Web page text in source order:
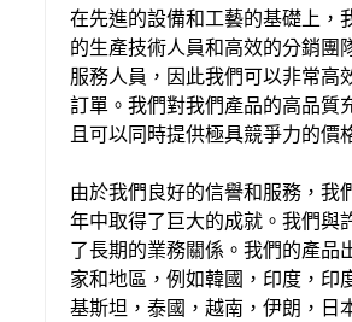
在先進的設備和工藝的基礎上，
的生產技術人員和高效的分銷團
服務人員，因此我們可以非常高
訂單。我們對我們產品的高品質
且可以同時提供極具競爭力的價
由於我們良好的信譽和服務，我
年中取得了巨大的成就。我們與
了長期的業務關係。我們的產品
家和地區，例如韓國，印度，印
基斯坦，泰國，越南，伊朗，日